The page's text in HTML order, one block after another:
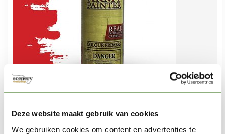
Deze website maakt gebruik van cookies
We gebruiken cookies om content en advertenties te
Pure Red - Colour Primer - CP3006